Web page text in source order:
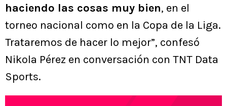
haciendo las cosas muy bien, en el
torneo nacional como en la Copa de la Liga.
Trataremos de hacer lo mejor”, confesó
Nikola Pérez en conversación con TNT Data
Sports.